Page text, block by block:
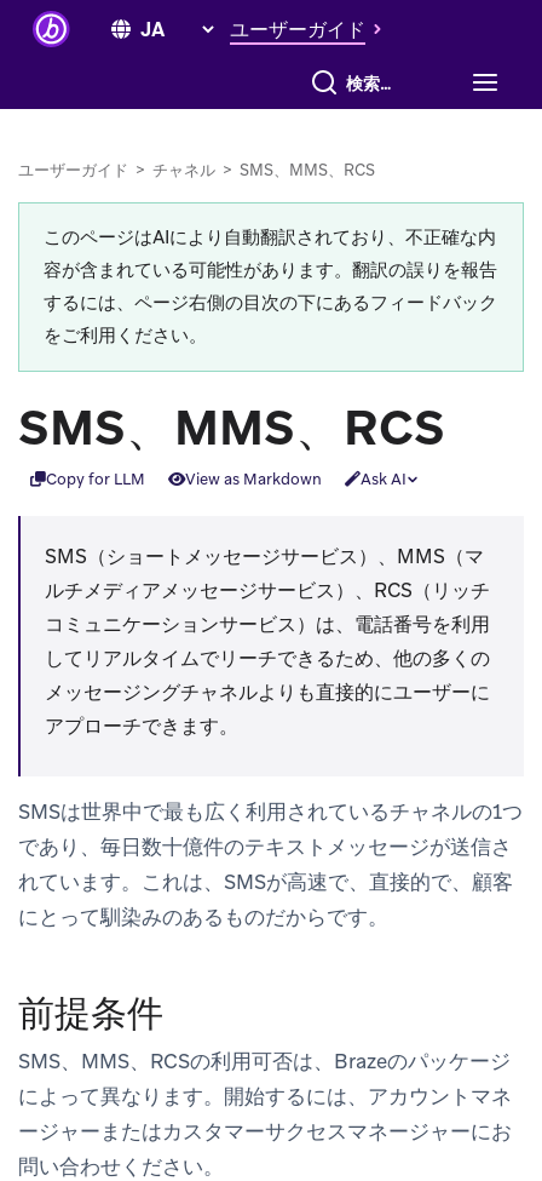
ユーザーガイド
すべて検索
ユーザーガイド > チャネル > SMS、MMS、RCS
このページはAIにより自動翻訳されており、不正確な内
容が含まれている可能性があります。翻訳の誤りを報告
するには、ページ右側の目次の下にあるフィードバック
をご利用ください。
SMS、MMS、RCS
Copy for LLM View as Markdown Ask AI
SMS（ショートメッセージサービス）、MMS（マ
ルチメディアメッセージサービス）、RCS（リッチ
コミュニケーションサービス）は、電話番号を利用
してリアルタイムでリーチできるため、他の多くの
メッセージングチャネルよりも直接的にユーザーに
アプローチできます。
SMSは世界中で最も広く利用されているチャネルの1つ
であり、毎日数十億件のテキストメッセージが送信さ
れています。これは、SMSが高速で、直接的で、顧客
にとって馴染みのあるものだからです。
前提条件
SMS、MMS、RCSの利用可否は、Brazeのパッケージ
によって異なります。開始するには、アカウントマネ
ージャーまたはカスタマーサクセスマネージャーにお
問い合わせください。